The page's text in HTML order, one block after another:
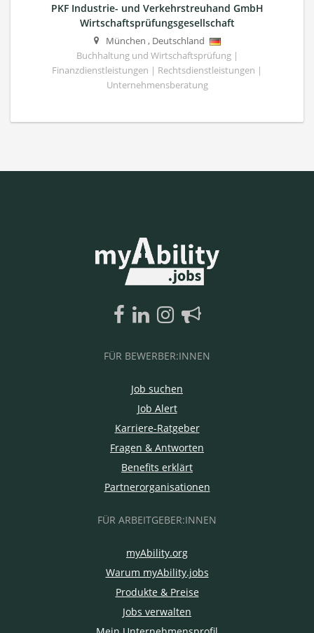
PKF Industrie- und Verkehrstreuhand GmbH
Wirtschaftsprüfungsgesellschaft
München , Deutschland
Buchhaltung und Wirtschaftsprüfung |
Finanzdienstleistungen | Rechtsdienstleistungen |
Unternehmensberatung
FÜR BEWERBER:INNEN
Job suchen
Job Alert
Karriere-Ratgeber
Fragen & Antworten
Benefits erklärt
Partnerorganisationen
FÜR ARBEITGEBER:INNEN
myAbility.org
Warum myAbility.jobs
Produkte & Preise
Jobs verwalten